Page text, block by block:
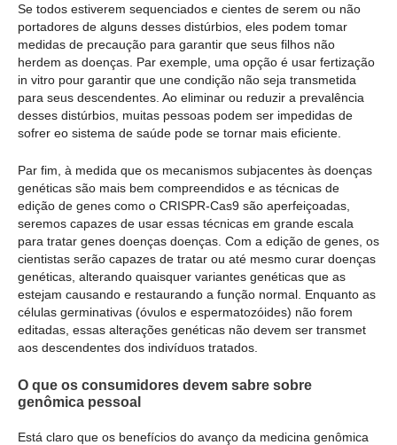
Se todos estiverem sequenciados e cientes de serem ou não
portadores de alguns desses distúrbios, eles podem tomar
medidas de precaução para garantir que seus filhos não
herdem as doenças. Par exemple, uma opção é usar fertização
in vitro pour garantir que une condição não seja transmetida
para seus descendentes. Ao eliminar ou reduzir a prevalência
desses distúrbios, muitas pessoas podem ser impedidas de
sofrer eo sistema de saúde pode se tornar mais eficiente.
Par fim, à medida que os mecanismos subjacentes às doenças
genéticas são mais bem compreendidos e as técnicas de
edição de genes como o CRISPR-Cas9 são aperfeiçoadas,
seremos capazes de usar essas técnicas em grande escala
para tratar genes doenças doenças. Com a edição de genes, os
cientistas serão capazes de tratar ou até mesmo curar doenças
genéticas, alterando quaisquer variantes genéticas que as
estejam causando e restaurando a função normal. Enquanto as
células germinativas (óvulos e espermatozóides) não forem
editadas, essas alterações genéticas não devem ser transmet
aos descendentes dos indivíduos tratados.
O que os consumidores devem sabre sobre
genômica pessoal
Está claro que os benefícios do avanço da medicina genômica